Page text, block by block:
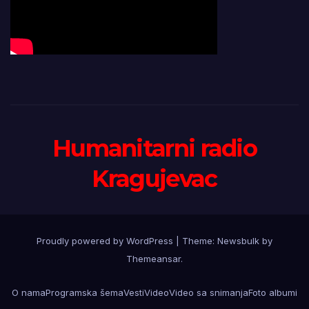
Humanitarni radio
Kragujevac
Proudly powered by WordPress Theme: Newsbulk by
Themeansar.
O namaProgramska šemaVestiVideoVideo sa snimanjaFoto albumi